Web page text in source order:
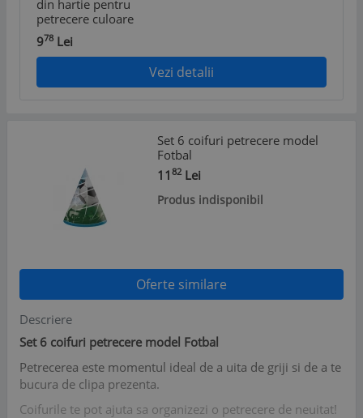
din hartie pentru
petrecere culoare
albastru deschis
978 Lei
Vezi detalii
Set 6 coifuri petrecere model
Fotbal
11 82 Lei
Produs indisponibil
Oferte similare
Descriere
Set 6 coifuri petrecere model Fotbal
Petrecerea este momentul ideal de a uita de griji si de a te
bucura de clipa prezenta.
Coifurile te pot ajuta sa organizezi o petrecere de neuitat!